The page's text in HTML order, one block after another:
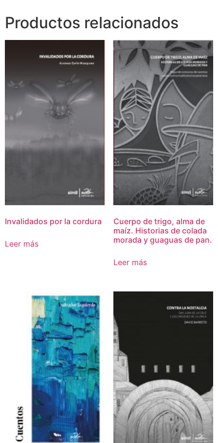
Productos relacionados
Invalidados por la cordura
Leer más
Cuerpo de trigo, alma de
maíz. Historias de colada
morada y guaguas de pan.
Leer más